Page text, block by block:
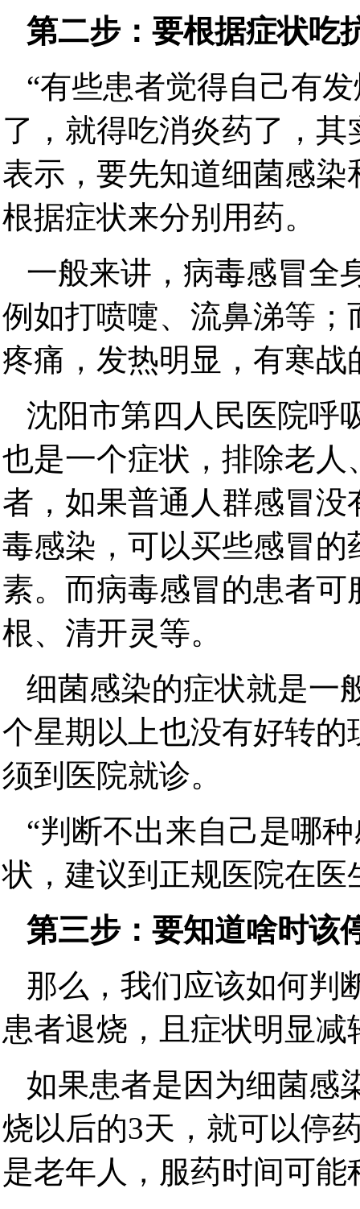
第二步：要根据症状吃
“有些患者觉得自己有
了，就得吃消炎药了，
表示，要先知道细菌感
根据症状来分别用药。
一般来讲，病毒感冒全
例如打喷嚏、流鼻涕等
疼痛，发热明显，有寒战
沈阳市第四人民医院呼
也是一个症状，排除老
者，如果普通人群感冒
毒感染，可以买些感冒
素。而病毒感冒的患者
根、清开灵等。
细菌感染的症状就是一
个星期以上也没有好转
须到医院就诊。
“判断不出来自己是哪
状，建议到正规医院在医
第三步：要知道啥时该
那么，我们应该如何判
患者退烧，且症状明显
如果患者是因为细菌感
烧以后的3天，就可以停
是老年人，服药时间可能